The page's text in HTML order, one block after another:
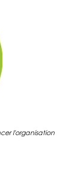
l'organisation